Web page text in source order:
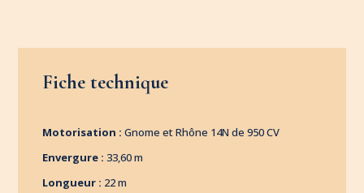
Fiche technique
Motorisation :Gnome et Rhône 14N de 950 CV
Envergure : 33,60 m
Longueur : 22 m